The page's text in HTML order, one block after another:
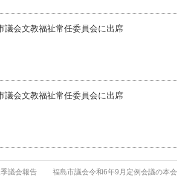
議会文教福祉常任委員会に出席
議会文教福祉常任委員会に出席
議会報告
福島市議会令和6年9月定例会議の本会